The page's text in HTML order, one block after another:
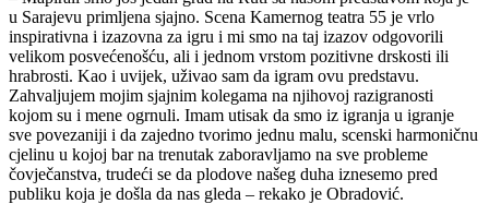
u Sarajevu primljena sjajno. Scena Kamernog teatra 55 je vrlo
inspirativna i izazovna za igru i mi smo na taj izazov odgovorili
velikom posvećenošću, ali i jednom vrstom pozitivne drskosti ili
hrabrosti. Kao i uvijek, uživao sam da igram ovu predstavu.
Zahvaljujem mojim sjajnim kolegama na njihovoj razigranosti
kojom su i mene ogrnuli. Imam utisak da smo iz igranja u igranje
sve povezaniji i da zajedno tvorimo jednu malu, scenski harmoničnu
cjelinu u kojoj bar na trenutak zaboravljamo na sve probleme
čovječanstva, trudeći se da plodove našeg duha iznesemo pred
publiku koja je došla da nas gleda – rekako je Obradović.